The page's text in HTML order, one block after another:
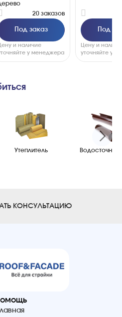
20 заказов
Под заказ
Цену и наличие
у менеджера
Под
Цену и
уточняйте у
Утеплитель
КОНСУЛЬТАЦИЮ